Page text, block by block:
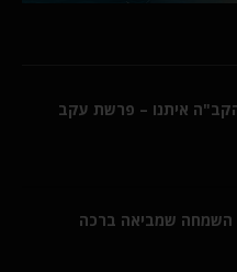
הקב"ה איתנו – פרשת עקב
שמביאה ברכה